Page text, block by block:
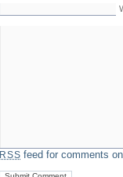
RSS feed for comments